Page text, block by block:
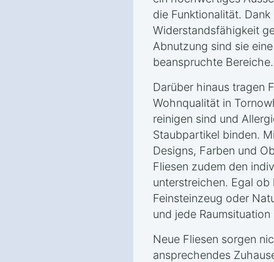
die Funktionalität.
Widerstandsfähigkeit
Abnutzung sind sie
beanspruchte Bereiche.
Darüber hinaus tragen
Wohnqualität in
reinigen sind und
Staubpartikel binden.
Designs, Farben und
Fliesen zudem den
unterstreichen. Egal ob
Feinsteinzeug oder
und jede
Neue Fliesen sorgen
ansprechendes